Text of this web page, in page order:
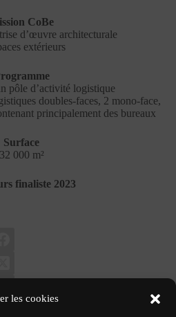
les cookies
CoBe
d’œuvre architecturale
extérieurs
pôle d’activité logistique
doubles-faces, 2 mono-face,
principalement des bureaux
Surface
32 000 m²
finaliste 2023